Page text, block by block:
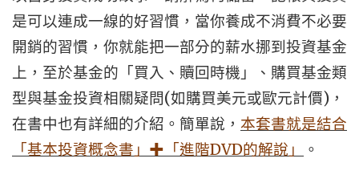
是可以連成一線的好習慣，當你養成不消費不必要
開銷的習慣，你就能把一部分的薪水挪到投資基金
上，至於基金的「買入、贖回時機」、購買基金類
型與基金投資相關疑問(如購買美元或歐元計價) ，
在書中也有詳細的介紹。簡單說， 本套書就是結合
「基本投資概念書」 ✚ 「進階DVD的解說」 。